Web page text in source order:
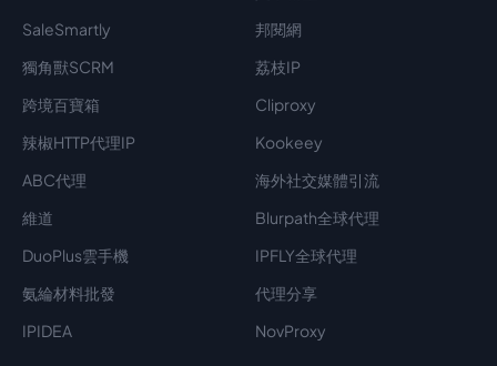
SaleSmartly
邦閱網
獨角獸SCRM
荔枝IP
跨境百寶箱
Cliproxy
辣椒HTTP代理IP
Kookeey
ABC代理
海外社交媒體引流
維道
Blurpath全球代理
DuoPlus雲手機
IPFLY全球代理
氨綸材料批發
代理分享
IPIDEA
NovProxy